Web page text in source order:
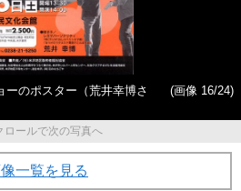
ーのポスター（荒井幸博さ
(画像 16/24)
ロールで次の写真へ
一覧を見る